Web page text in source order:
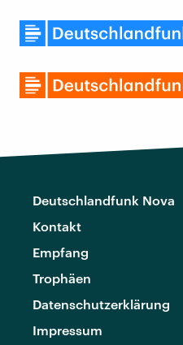
Deutschlandfunk Nova
Kontakt
Empfang
Trophäen
Datenschutzerklärung
Impressum